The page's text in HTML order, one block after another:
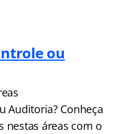
ou
Auditoria? Conheça
nestas áreas com o